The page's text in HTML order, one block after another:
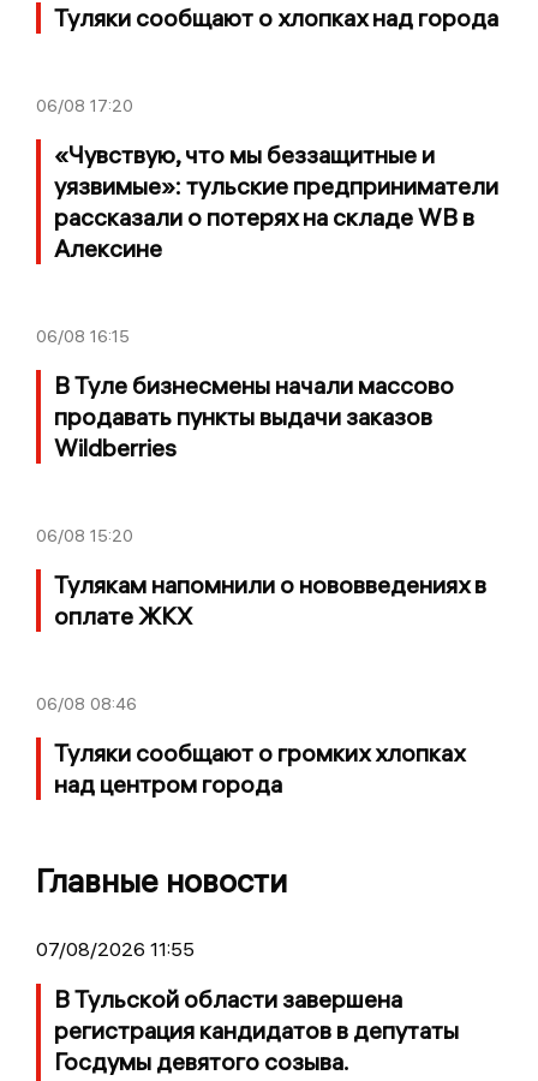
Туляки сообщают о хлопках над города
06/08 17:20
«Чувствую, что мы беззащитные и
уязвимые»: тульские предприниматели
рассказали о потерях на складе WB в
Алексине
06/08 16:15
В Туле бизнесмены начали массово
продавать пункты выдачи заказов
Wildberries
06/08 15:20
Тулякам напомнили о нововведениях в
оплате ЖКХ
06/08 08:46
Туляки сообщают о громких хлопках
над центром города
Главные новости
07/08/2026 11:55
В Тульской области завершена
регистрация кандидатов в депутаты
Госдумы девятого созыва.